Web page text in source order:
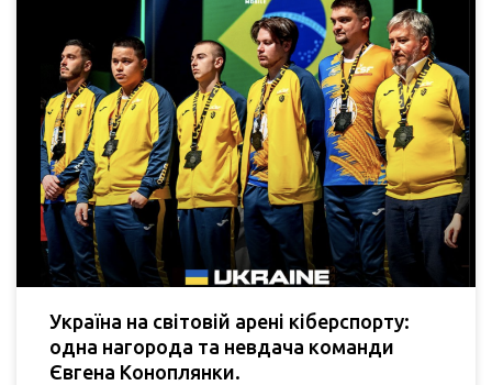
Україна на світовій арені кіберспорту:
одна нагорода та невдача команди
Євгена Коноплянки.